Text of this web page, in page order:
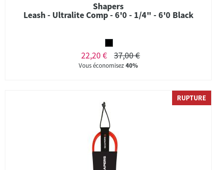
Shapers
Leash - Ultralite Comp - 6'0 - 1/4" - 6'0 Black
22,20 € 37,00 €
Vous économisez40%
RUPTURE